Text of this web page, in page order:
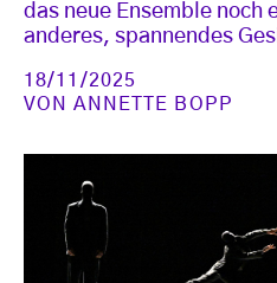
das neue Ensemble noch
anderes, spannendes
18/11/2025
VONANNETTE BOPP